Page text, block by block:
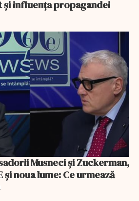
și influența propagandei
și noua lume: Ce urmează